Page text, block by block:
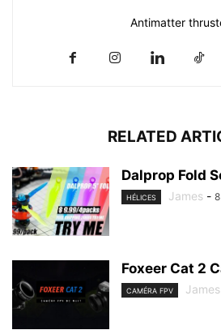
Antimatter
RELATED
Dalprop Fold
HÉLICES James -
Foxeer Cat 2
CAMÉRA FPV James